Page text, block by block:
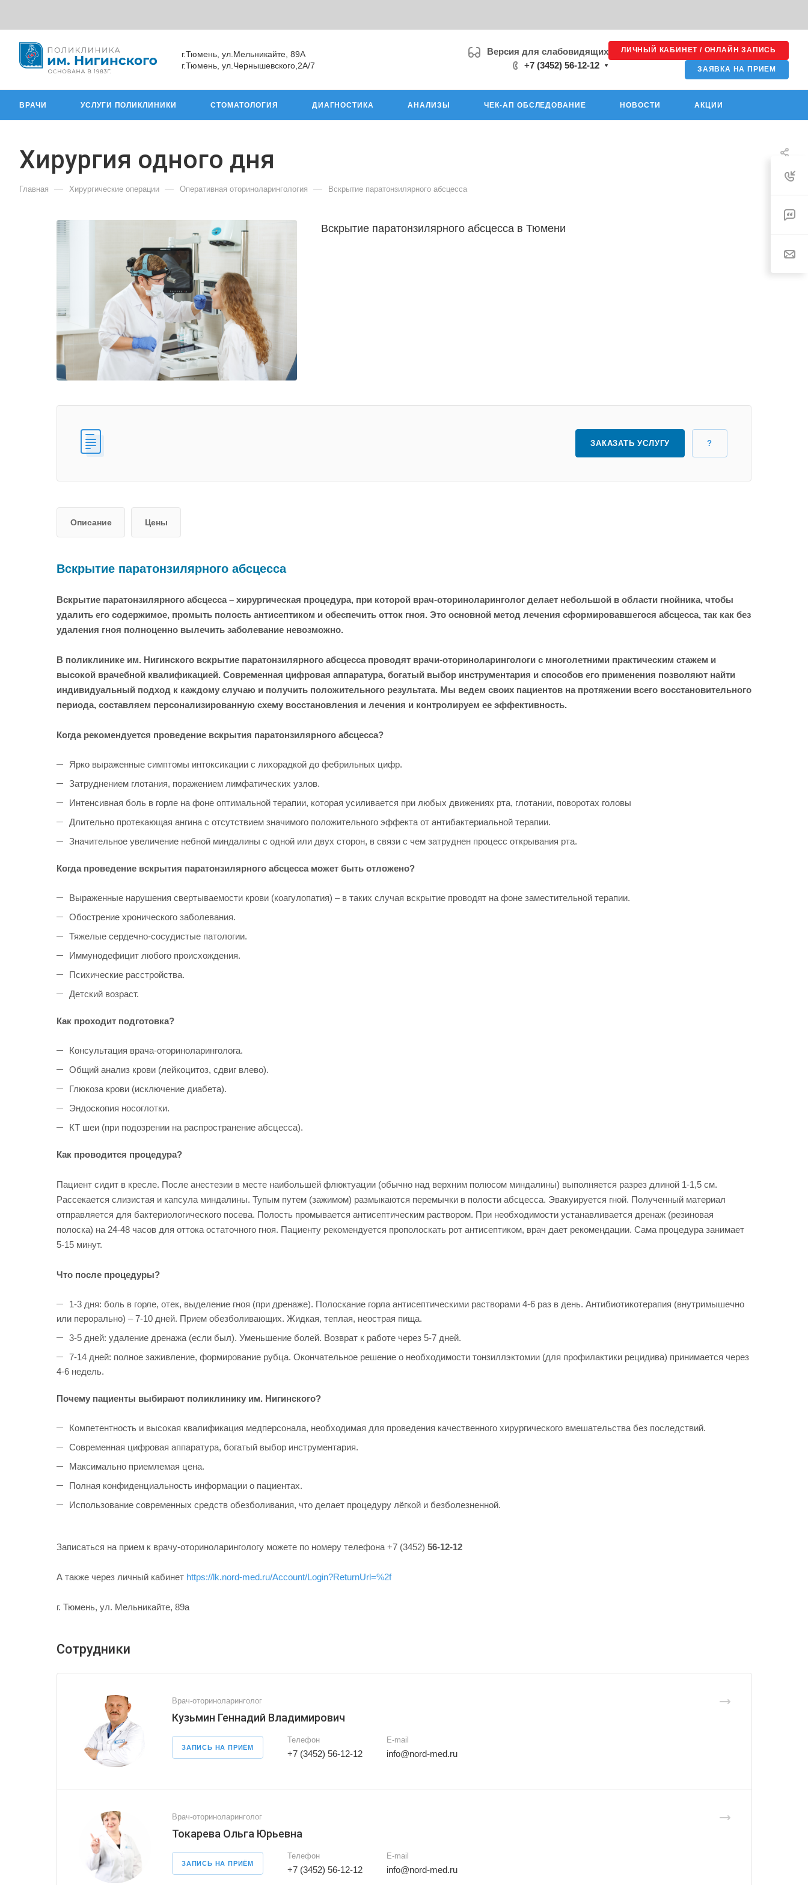
г.Тюмень, ул.Мельникайте, 89А
г.Тюмень, ул.Чернышевского,2А/7
Версия для слабовидящих
+7 (3452) 56-12-12
ЛИЧНЫЙ КАБИНЕТ / ОНЛАЙН ЗАПИСЬ
ЗАЯВКА НА ПРИЕМ
ВРАЧИ УСЛУГИ ПОЛИКЛИНИКИ СТОМАТОЛОГИЯ ДИАГНОСТИКА АНАЛИЗЫ ЧЕК-АП ОБСЛЕДОВАНИЕ НОВОСТИ АКЦИИ
Хирургия одного дня
Главная — Хирургические операции — Оперативная оториноларингология — Вскрытие паратонзилярного абсцесса
Вскрытие паратонзилярного абсцесса в Тюмени
ЗАКАЗАТЬ УСЛУГУ ?
Описание Цены
Вскрытие паратонзилярного абсцесса
Вскрытие паратонзилярного абсцесса – хирургическая процедура, при которой врач-оториноларинголог делает небольшой в области гнойника, чтобы
удалить его содержимое, промыть полость антисептиком и обеспечить отток гноя. Это основной метод лечения сформировавшегося абсцесса, так как без
удаления гноя полноценно вылечить заболевание невозможно.
В поликлинике им. Нигинского вскрытие паратонзилярного абсцесса проводят врачи-оториноларингологи с многолетними практическим стажем и
высокой врачебной квалификацией. Современная цифровая аппаратура, богатый выбор инструментария и способов его применения позволяют найти
индивидуальный подход к каждому случаю и получить положительного результата. Мы ведем своих пациентов на протяжении всего восстановительного
периода, составляем персонализированную схему восстановления и лечения и контролируем ее эффективность.
Когда рекомендуется проведение вскрытия паратонзилярного абсцесса?
Ярко выраженные симптомы интоксикации с лихорадкой до фебрильных цифр.
Затруднением глотания, поражением лимфатических узлов.
Интенсивная боль в горле на фоне оптимальной терапии, которая усиливается при любых движениях рта, глотании, поворотах головы
Длительно протекающая ангина с отсутствием значимого положительного эффекта от антибактериальной терапии.
Значительное увеличение небной миндалины с одной или двух сторон, в связи с чем затруднен процесс открывания рта.
Когда проведение вскрытия паратонзилярного абсцесса может быть отложено?
Выраженные нарушения свертываемости крови (коагулопатия) – в таких случая вскрытие проводят на фоне заместительной терапии.
Обострение хронического заболевания.
Тяжелые сердечно-сосудистые патологии.
Иммунодефицит любого происхождения.
Психические расстройства.
Детский возраст.
Как проходит подготовка?
Консультация врача-оториноларинголога.
Общий анализ крови (лейкоцитоз, сдвиг влево).
Глюкоза крови (исключение диабета).
Эндоскопия носоглотки.
КТ шеи (при подозрении на распространение абсцесса).
Как проводится процедура?
Пациент сидит в кресле. После анестезии в месте наибольшей флюктуации (обычно над верхним полюсом миндалины) выполняется разрез длиной 1-1,5 см.
Рассекается слизистая и капсула миндалины. Тупым путем (зажимом) размыкаются перемычки в полости абсцесса. Эвакуируется гной. Полученный материал
отправляется для бактериологического посева. Полость промывается антисептическим раствором. При необходимости устанавливается дренаж (резиновая
полоска) на 24-48 часов для оттока остаточного гноя. Пациенту рекомендуется прополоскать рот антисептиком, врач дает рекомендации. Сама процедура занимает
5-15 минут.
Что после процедуры?
1-3 дня: боль в горле, отек, выделение гноя (при дренаже). Полоскание горла антисептическими растворами 4-6 раз в день. Антибиотикотерапия (внутримышечно
или перорально) – 7-10 дней. Прием обезболивающих. Жидкая, теплая, неострая пища.
3-5 дней: удаление дренажа (если был). Уменьшение болей. Возврат к работе через 5-7 дней.
7-14 дней: полное заживление, формирование рубца. Окончательное решение о необходимости тонзиллэктомии (для профилактики рецидива) принимается через
4-6 недель.
Почему пациенты выбирают поликлинику им. Нигинского?
Компетентность и высокая квалификация медперсонала, необходимая для проведения качественного хирургического вмешательства без последствий.
Современная цифровая аппаратура, богатый выбор инструментария.
Максимально приемлемая цена.
Полная конфиденциальность информации о пациентах.
Использование современных средств обезболивания, что делает процедуру лёгкой и безболезненной.
Записаться на прием к врачу-оториноларингологу можете по номеру телефона +7 (3452) 56-12-12
А также через личный кабинет https://lk.nord-med.ru/Account/Login?ReturnUrl=%2f
г. Тюмень, ул. Мельникайте, 89а
Сотрудники
Врач-оториноларинголог
Кузьмин Геннадий Владимирович
ЗАПИСЬ НА ПРИЁМ
Телефон
+7 (3452) 56-12-12
E-mail
info@nord-med.ru
Врач-оториноларинголог
Токарева Ольга Юрьевна
ЗАПИСЬ НА ПРИЁМ
Телефон
+7 (3452) 56-12-12
E-mail
info@nord-med.ru